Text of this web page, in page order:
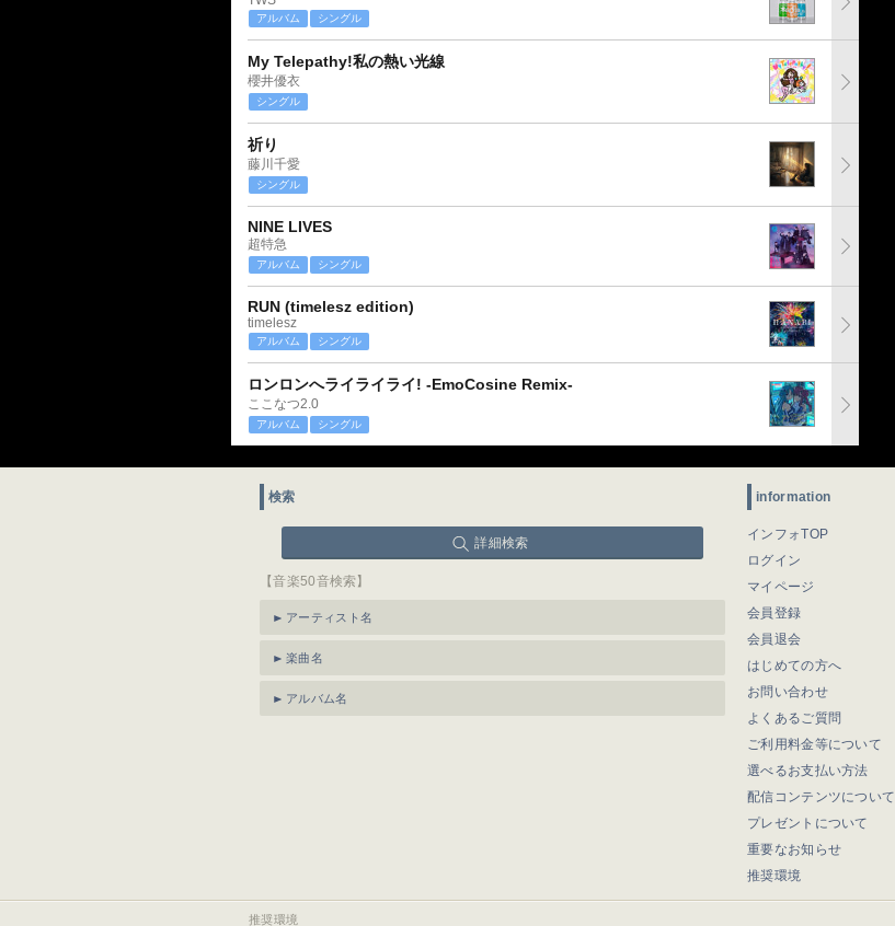
アルバム シングル
My Telepathy!私の熱い光線
櫻井優衣
シングル
祈り
藤川千愛
シングル
NINE LIVES
超特急
アルバム シングル
RUN (timelesz edition)
timelesz
アルバム シングル
ロンロンへライライライ! -EmoCosine Remix-
ここなつ2.0
アルバム シングル
検索
詳細検索
【音楽50音検索】
アーティスト名
楽曲名
アルバム名
information
インフォTOP
ログイン
マイページ
会員登録
会員退会
はじめての方へ
お問い合わせ
よくあるご質問
ご利用料金等について
選べるお支払い方法
配信コンテンツについて
プレゼントについて
重要なお知らせ
推奨環境
推奨環境